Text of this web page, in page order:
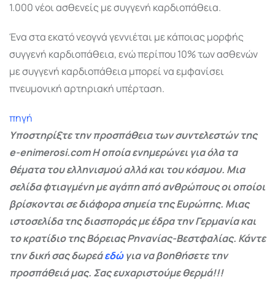
1.000 νέοι ασθενείς με συγγενή καρδιοπάθεια.
Ένα στα εκατό νεογνά γεννιέται με κάποιας μορφής
συγγενή καρδιοπάθεια, ενώ περίπου 10% των ασθενών
με συγγενή καρδιοπάθεια μπορεί να εμφανίσει
πνευμονική αρτηριακή υπέρταση.
πηγή
Υποστηρίξτε την προσπάθεια των συντελεστών της
e-enimerosi.com Η οποία ενημερώνει για όλα τα
θέματα του ελληνισμού αλλά και του κόσμου. Μια
σελίδα φτιαγμένη με αγάπη από ανθρώπους οι οποίοι
βρίσκονται σε διάφορα σημεία της Ευρώπης. Μιας
ιστοσελίδα της διασποράς με έδρα την Γερμανία και
το κρατίδιο της Βόρειας Ρηνανίας-Βεστφαλίας. Κάντε
την δική σας δωρεάεδώγια να βοηθήσετε την
προσπάθειά μας. Σας ευχαριστούμε θερμά!!!